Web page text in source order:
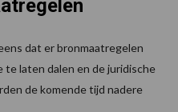
dat er bronmaatregelen
laten dalen en de juridische
de komende tijd nadere